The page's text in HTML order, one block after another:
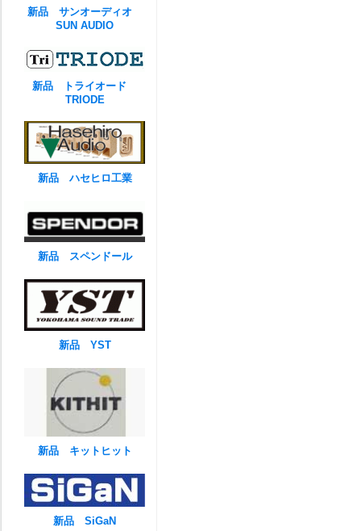
新品 サンオーディオ
SUN AUDIO
新品 トライオード
TRIODE
新品 ハセヒロ工業
新品 スペンドール
新品 YST
新品 キットヒット
新品 SiGaN